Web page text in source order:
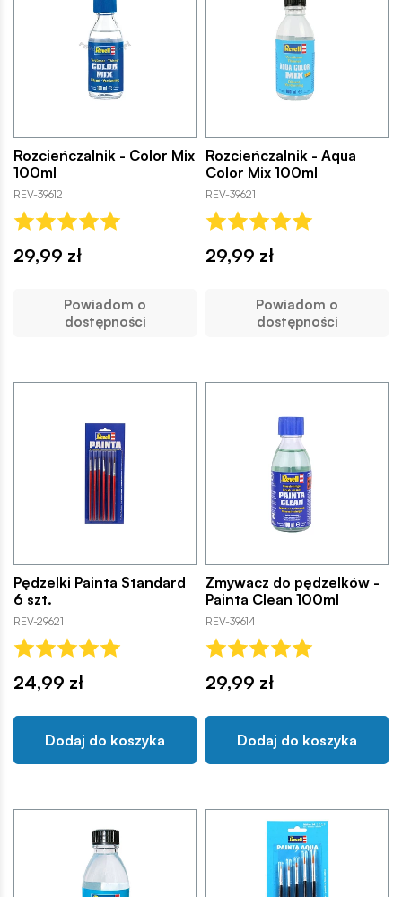
Rozcieńczalnik - Color Mix
100ml
REV-39612
29,99 zł
Powiadom o
dostępności
Rozcieńczalnik - Aqua
Color Mix 100ml
REV-39621
29,99 zł
Powiadom o
dostępności
Pędzelki Painta Standard
6 szt.
REV-29621
24,99 zł
Dodaj do koszyka
Zmywacz do pędzelków -
Painta Clean 100ml
REV-39614
29,99 zł
Dodaj do koszyka